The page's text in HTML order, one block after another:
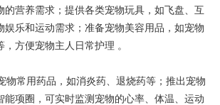
的营养需求；提供各类宠物玩具，如飞盘、互
娱乐和运动需求；准备宠物美容用品，如宠物
方便宠物主人日常护理 。
物常用药品，如消炎药、退烧药等；推出宠物
能项圈，可实时监测宠物的心率、体温、运动